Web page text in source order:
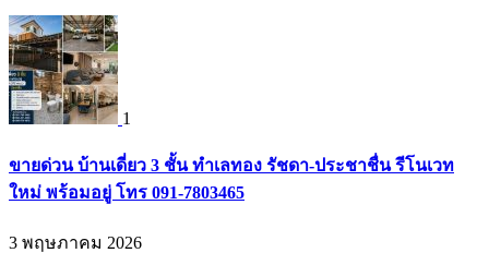
1
ขายด่วน บ้านเดี่ยว 3 ชั้น ทำเลทอง รัชดา-ประชาชื่น รีโนเวท
ใหม่ พร้อมอยู่ โทร 091-7803465
3 พฤษภาคม 2026